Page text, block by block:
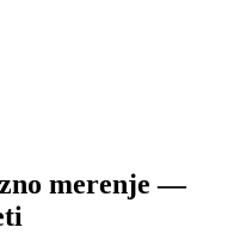
merenje —